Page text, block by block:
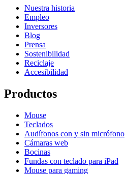
Nuestra historia
Empleo
Inversores
Blog
Prensa
Sostenibilidad
Reciclaje
Accesibilidad
Productos
Mouse
Teclados
Audífonos con y sin micrófono
Cámaras web
Bocinas
Fundas con teclado para iPad
Mouse para gaming